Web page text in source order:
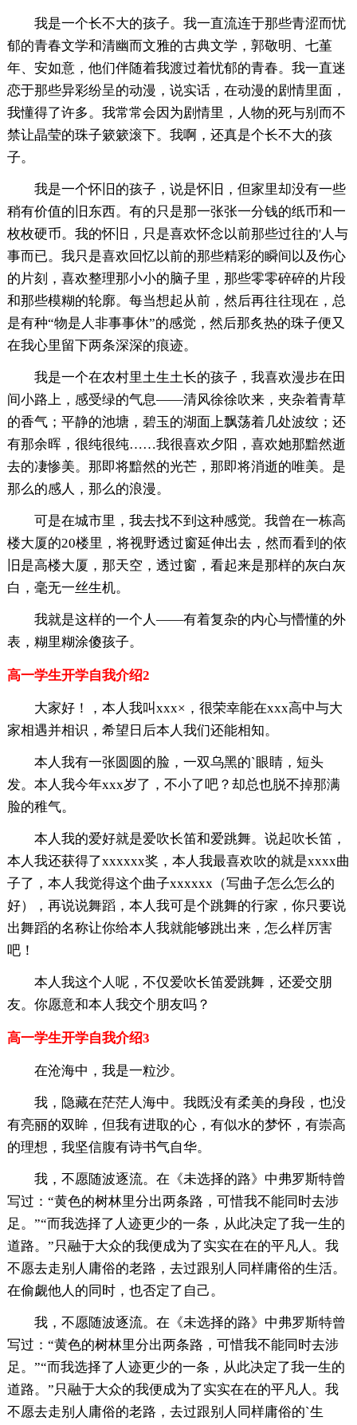
我是一个长不大的孩子。我一直流连于那些青涩而忧
郁的青春文学和清幽而文雅的古典文学，郭敬明、七堇
年、安如意，他们伴随着我渡过着忧郁的青春。我一直迷
恋于那些异彩纷呈的动漫，说实话，在动漫的剧情里面，
我懂得了许多。我常常会因为剧情里，人物的死与别而不
禁让晶莹的珠子簌簌滚下。我啊，还真是个长不大的孩
子。
我是一个怀旧的孩子，说是怀旧，但家里却没有一些
稍有价值的旧东西。有的只是那一张张一分钱的纸币和一
枚枚硬币。我的怀旧，只是喜欢怀念以前那些过往的'人与
事而已。我只是喜欢回忆以前的那些精彩的瞬间以及伤心
的片刻，喜欢整理那小小的脑子里，那些零零碎碎的片段
和那些模糊的轮廓。每当想起从前，然后再往往现在，总
是有种“物是人非事事休”的感觉，然后那炙热的珠子便又
在我心里留下两条深深的痕迹。
我是一个在农村里土生土长的孩子，我喜欢漫步在田
间小路上，感受绿的气息——清风徐徐吹来，夹杂着青草
的香气；平静的池塘，碧玉的湖面上飘荡着几处波纹；还
有那余晖，很纯很纯……我很喜欢夕阳，喜欢她那黯然逝
去的凄惨美。那即将黯然的光芒，那即将消逝的唯美。是
那么的感人，那么的浪漫。
可是在城市里，我去找不到这种感觉。我曾在一栋高
楼大厦的20楼里，将视野透过窗延伸出去，然而看到的依
旧是高楼大厦，那天空，透过窗，看起来是那样的灰白灰
白，毫无一丝生机。
我就是这样的一个人——有着复杂的内心与懵懂的外
表，糊里糊涂傻孩子。
高一学生开学自我介绍2
大家好！，本人我叫xxx×，很荣幸能在xxx高中与大
家相遇并相识，希望日后本人我们还能相知。
本人我有一张圆圆的脸，一双乌黑的`眼睛，短头
发。本人我今年xxx岁了，不小了吧？却总也脱不掉那满
脸的稚气。
本人我的爱好就是爱吹长笛和爱跳舞。说起吹长笛，
本人我还获得了xxxxxx奖，本人我最喜欢吹的就是xxxx曲
子了，本人我觉得这个曲子xxxxxx（写曲子怎么怎么的
好），再说说舞蹈，本人我可是个跳舞的行家，你只要说
出舞蹈的名称让你给本人我就能够跳出来，怎么样厉害
吧！
本人我这个人呢，不仅爱吹长笛爱跳舞，还爱交朋
友。你愿意和本人我交个朋友吗？
高一学生开学自我介绍3
在沧海中，我是一粒沙。
我，隐藏在茫茫人海中。我既没有柔美的身段，也没
有亮丽的双眸，但我有进取的心，有似水的梦怀，有崇高
的理想，我坚信腹有诗书气自华。
我，不愿随波逐流。在《未选择的路》中弗罗斯特曾
写过：“黄色的树林里分出两条路，可惜我不能同时去涉
足。”“而我选择了人迹更少的一条，从此决定了我一生的
道路。”只融于大众的我便成为了实实在在的平凡人。我
不愿去走别人庸俗的老路，去过跟别人同样庸俗的生活。
在偷觑他人的同时，也否定了自己。
我，不愿随波逐流。在《未选择的路》中弗罗斯特曾
写过：“黄色的树林里分出两条路，可惜我不能同时去涉
足。”“而我选择了人迹更少的一条，从此决定了我一生的
道路。”只融于大众的我便成为了实实在在的平凡人。我
不愿去走别人庸俗的老路，去过跟别人同样庸俗的`生